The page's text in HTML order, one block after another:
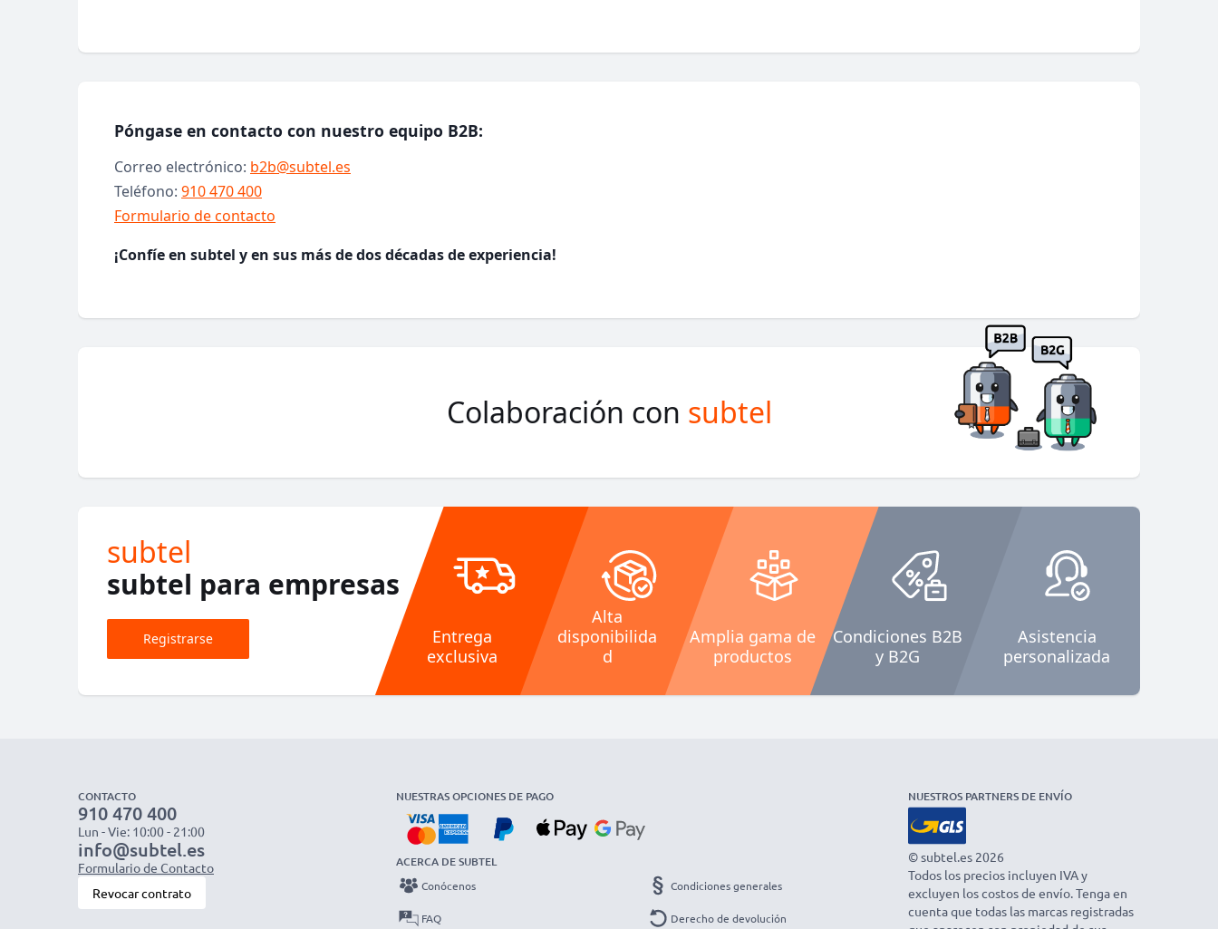
Póngase en contacto con nuestro equipo B2B:
Correo electrónico: b2b@subtel.es
Teléfono: 910 470 400
Formulario de contacto
¡Confíe en subtel y en sus más de dos décadas de experiencia!
Colaboración con subtel
subtel
subtel para empresas
Registrarse
Entrega
exclusiva
Alta
disponibilida
d
Amplia gama de
productos
Condiciones B2B
y B2G
Asistencia
personalizada
CONTACTO
910 470 400
Lun - Vie: 10:00 - 21:00
info@subtel.es
Formulario de Contacto
Revocar contrato
NUESTRAS OPCIONES DE PAGO
ACERCA DE SUBTEL
Conócenos
FAQ
Condiciones generales
Derecho de devolución
NUESTROS PARTNERS DE ENVÍO
© subtel.es 2026
Todos los precios incluyen IVA y
excluyen los costos de envío. Tenga en
cuenta que todas las marcas registradas